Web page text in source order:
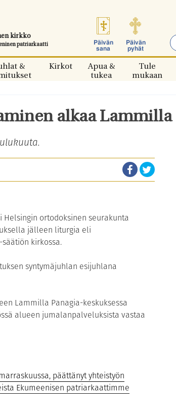
kirkko
patriarkaatti
Päivän
sana
Päivän
pyhät
&
Kirkot
Apua &
tukea
Tule
mukaan
alkaa Lammilla
ortodoksinen seurakunta
jälleen liturgia eli
kirkossa.
syntymäjuhlan esijuhlana
Lammilla Panagia-keskuksessa
alueen jumalanpalveluksista vastaa
päättänyt yhteistyön
Ekumeenisen patriarkaattimme